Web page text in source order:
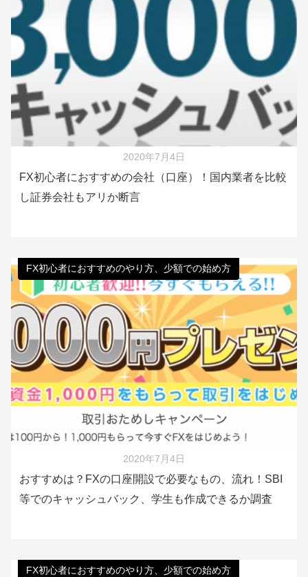
2020年7月4日
FX初心者におすすめの会社（口座）！国内業者を比較
し証券会社もアリか断言
FX初心者におすすめのやり方、少額での始め方
2020年7月4日
おすすめは？FXの口座開設で必要なもの、流れ！SBI
等でのキャッシュバック、学生も作成できるか調査
FX初心者におすすめのやり方、少額での始め方